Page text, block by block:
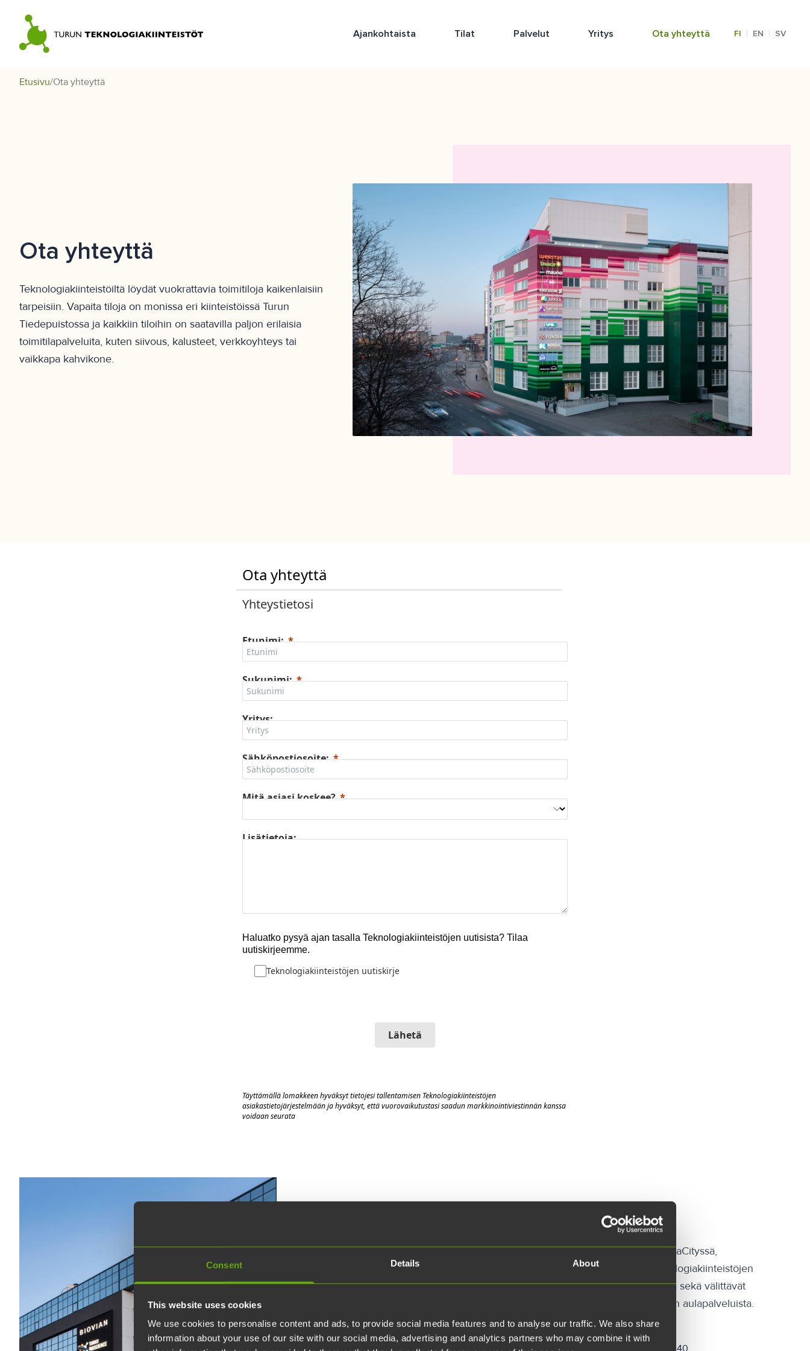
Consent Details About
This website uses cookies
We use cookies to personalise content and ads, to provide social media features and to analyse our traffic. We also share
information about your use of our site with our social media, advertising and analytics partners who may combine it with
content
Ajankohtaista Tilat Palvelut Yritys Ota yhteyttä FI | EN | SV
Etusivu/Ota yhteyttä
Ota yhteyttä
Teknologiakiinteistöiltä löydät vuokrattavia toimitiloja kaikenlaisiin
tarpeisiin. Vapaita tiloja on monissa eri kiinteistöissä Turun
Tiedepuistossa ja kaikkiin tiloihin on saatavilla paljon erilaisia
toimitilapalveluita, kuten siivous, kalusteet, verkkoyhteys tai
vaikkapa kahvikone.
Ota yhteyttä
Yhteystietosi
Etunimi:
Sukunimi:
Yritys:
Sähköpostiosoite:
Mitä asiasi koskee?
Lisätietoja:
Haluatko pysyä ajan tasalla Teknologiakiinteistöjen uutisista? Tilaa
uutiskirjeemme.
Teknologiakiinteistöjen uutiskirje
Lähetä
Täyttämällä lomakkeen hyväksyt tietojesi tallentamisen Teknologiakiinteistöjen
asiakastietojärjestelmäänja hyväksyt, että vuorovaikutustasi saadun markkinointiviestinnän kanssa
voidaan seurata
Teknologiakiinteistöjen aulapalvelupisteet sijaitsevat BioCityssä, ICT-Cityssä, InfraCityssä,
Tapahtumatalo Joessa ja Trivium Retoriikalla. Aulapalvelut vastaanottavat Teknologiakiinteistöjen
tiloissa toimivien yritysten ja organisaatioiden vieraita, palvelevat kokousvieraita sekä välittävät
palvelu- ja huoltopyyntöjä. Aulapalvelut vastaavat myös postista, joka noudetaan aulapalveluista.
BioCity
Tykistökatu 6
ICT-City
Joukahaisenkatu 3-5
InfraCity
Teollisuuskatu 40